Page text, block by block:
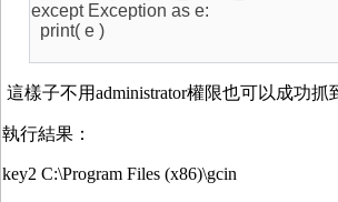
except Exception as e:
print( e )
這樣子不用administrator權限也可以成功抓
執行結果：
key2 C:\Program Files (x86)\gcin